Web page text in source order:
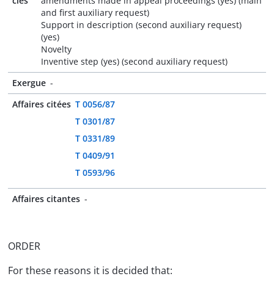
and first auxiliary request)
Support in description (second auxiliary request)
(yes)
Novelty
Inventive step (yes) (second auxiliary request)
Exergue -
Affaires citées T 0056/87
T 0301/87
T 0331/89
T 0409/91
T 0593/96
Affaires citantes -
ORDER
For these reasons it is decided that: